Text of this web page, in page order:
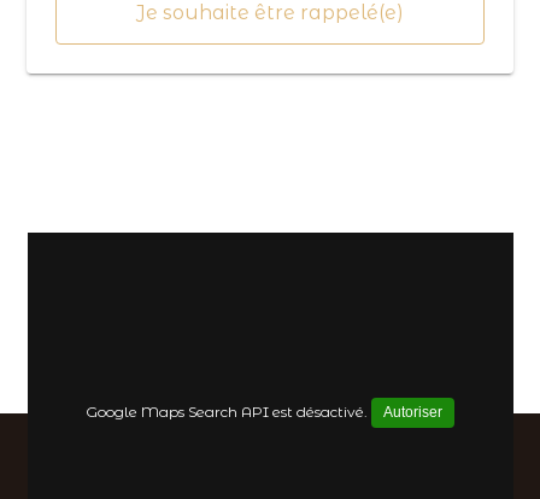
Je souhaite être rappelé(e)
Google Maps Search API est désactivé. Autoriser